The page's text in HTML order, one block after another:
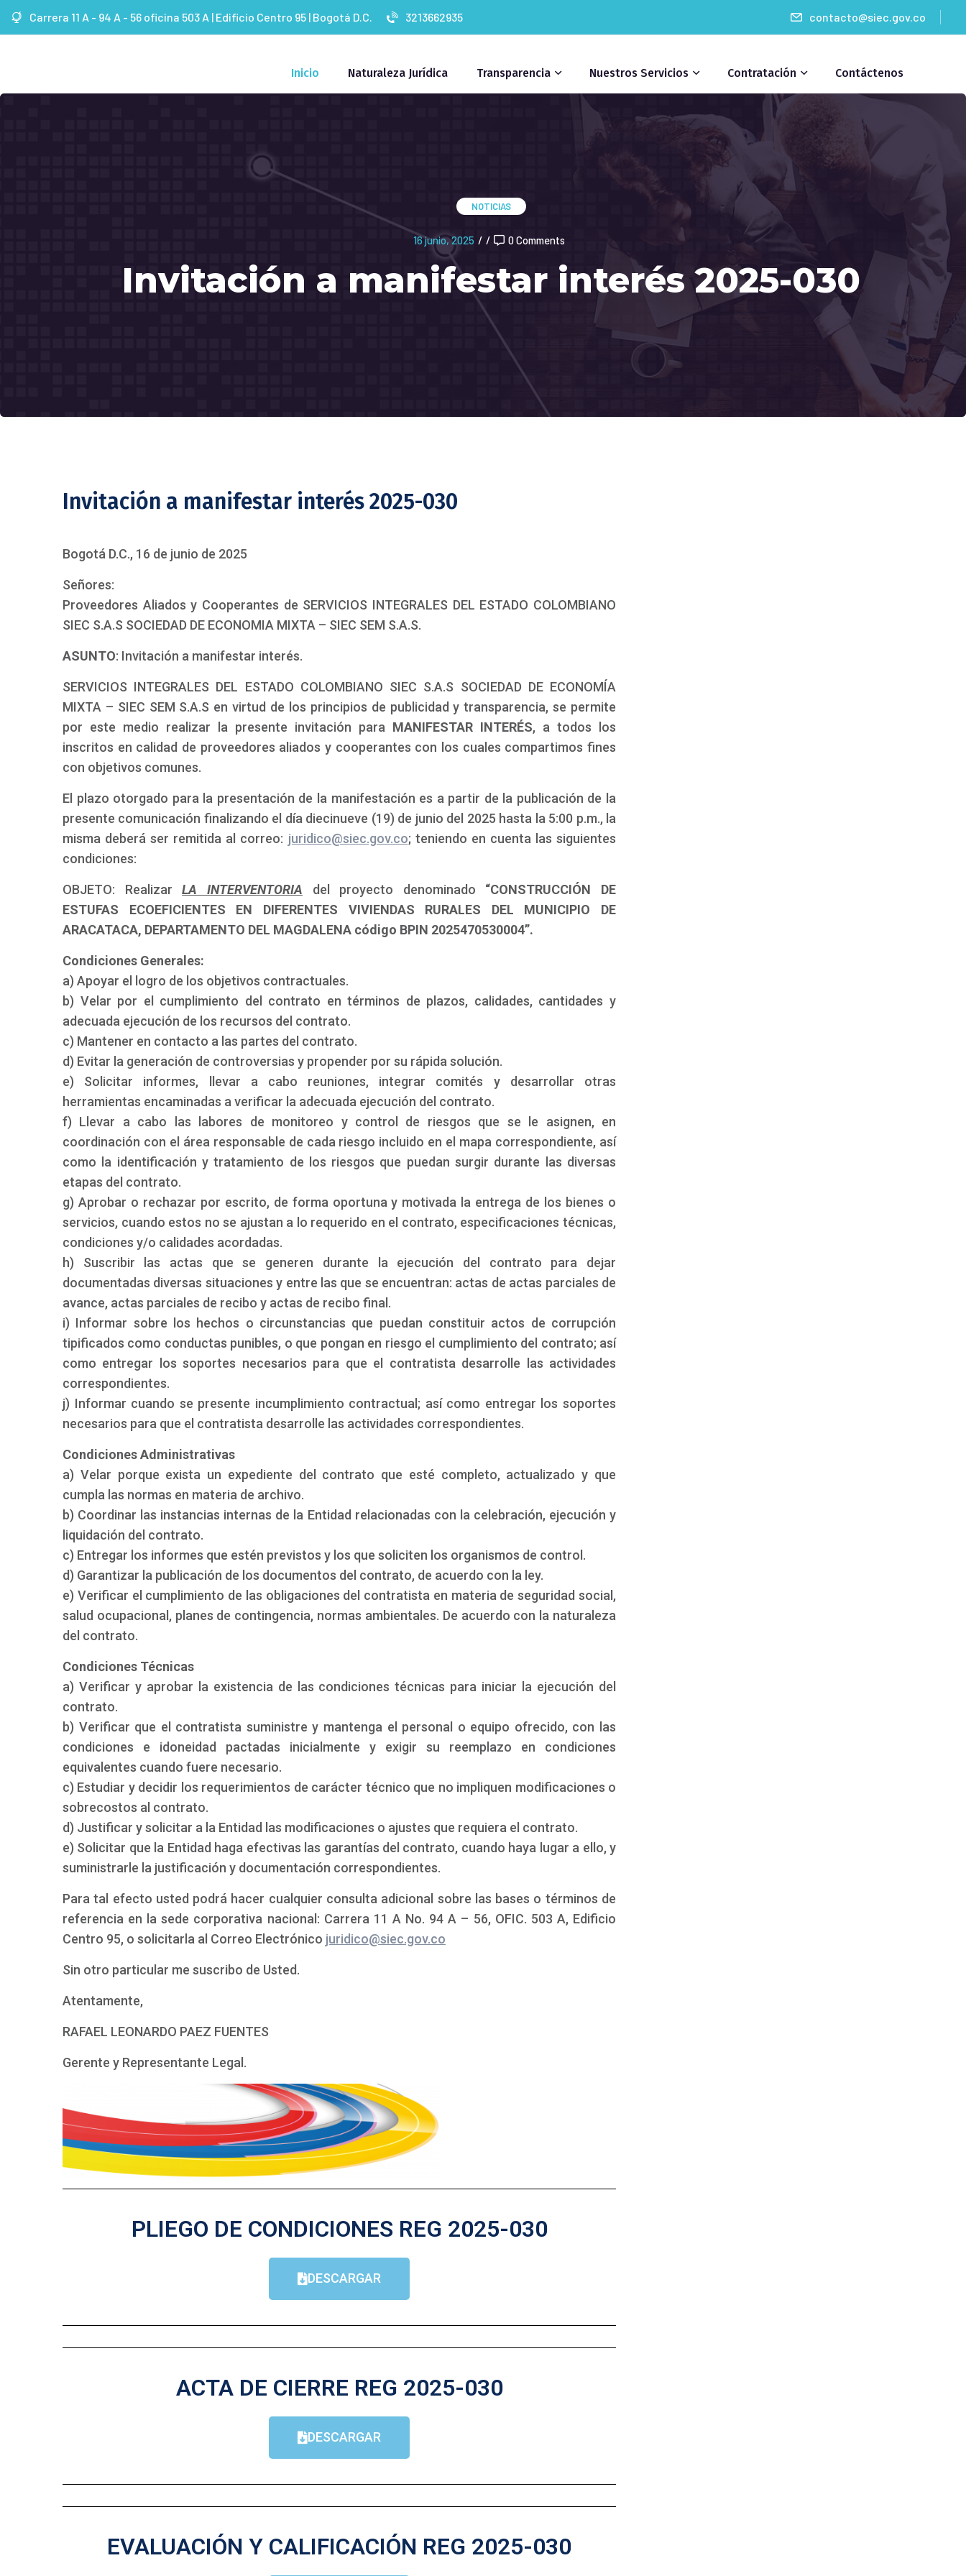
Carrera 11 A - 94 A - 56 oficina 503 A | Edificio Centro 95 | Bogotá D.C. 3213662935 contacto@siec.gov.co
Inicio Naturaleza Jurídica Transparencia Nuestros Servicios Contratación Contáctenos
NOTICIAS
16 junio, 2025 / / 0 Comments
Invitación a manifestar interés 2025-030
Invitación a manifestar interés 2025-030
Bogotá D.C., 16 de junio de 2025
Señores:
Proveedores Aliados y Cooperantes de SERVICIOS INTEGRALES DEL ESTADO COLOMBIANO
SIEC S.A.S SOCIEDAD DE ECONOMIA MIXTA – SIEC SEM S.A.S.
ASUNTO: Invitación a manifestar interés.
SERVICIOS INTEGRALES DEL ESTADO COLOMBIANO SIEC S.A.S SOCIEDAD DE ECONOMÍA
MIXTA – SIEC SEM S.A.S en virtud de los principios de publicidad y transparencia, se permite
por este medio realizar la presente invitación para MANIFESTAR INTERÉS, a todos los
inscritos en calidad de proveedores aliados y cooperantes con los cuales compartimos fines
con objetivos comunes.
El plazo otorgado para la presentación de la manifestación es a partir de la publicación de la
presente comunicación finalizando el día diecinueve (19) de junio del 2025 hasta la 5:00 p.m., la
misma deberá ser remitida al correo: juridico@siec.gov.co; teniendo en cuenta las siguientes
condiciones:
OBJETO: RealizarLA INTERVENTORIA del proyecto denominado “CONSTRUCCIÓN DE
ESTUFAS ECOEFICIENTES EN DIFERENTES VIVIENDAS RURALES DEL MUNICIPIO DE
ARACATACA, DEPARTAMENTO DEL MAGDALENA código BPIN 2025470530004”.
Condiciones Generales:
a) Apoyar el logro de los objetivos contractuales.
b) Velar por el cumplimiento del contrato en términos de plazos, calidades, cantidades y
adecuada ejecución de los recursos del contrato.
c) Mantener en contacto a las partes del contrato.
d) Evitar la generación de controversias y propender por su rápida solución.
e) Solicitar informes, llevar a cabo reuniones, integrar comités y desarrollar otras
herramientas encaminadas a verificar la adecuada ejecución del contrato.
f) Llevar a cabo las labores de monitoreo y control de riesgos que se le asignen, en
coordinación con el área responsable de cada riesgo incluido en el mapa correspondiente, así
como la identificación y tratamiento de los riesgos que puedan surgir durante las diversas
etapas del contrato.
g) Aprobar o rechazar por escrito, de forma oportuna y motivada la entrega de los bienes o
servicios, cuando estos no se ajustan a lo requerido en el contrato, especificaciones técnicas,
condiciones y/o calidades acordadas.
h) Suscribir las actas que se generen durante la ejecución del contrato para dejar
documentadas diversas situaciones y entre las que se encuentran: actas de actas parciales de
avance, actas parciales de recibo y actas de recibo final.
i) Informar sobre los hechos o circunstancias que puedan constituir actos de corrupción
tipificados como conductas punibles, o que pongan en riesgo el cumplimiento del contrato; así
como entregar los soportes necesarios para que el contratista desarrolle las actividades
correspondientes.
j) Informar cuando se presente incumplimiento contractual; así como entregar los soportes
necesarios para que el contratista desarrolle las actividades correspondientes.
Condiciones Administrativas
a) Velar porque exista un expediente del contrato que esté completo, actualizado y que
cumpla las normas en materia de archivo.
b) Coordinar las instancias internas de la Entidad relacionadas con la celebración, ejecución y
liquidación del contrato.
c) Entregar los informes que estén previstos y los que soliciten los organismos de control.
d) Garantizar la publicación de los documentos del contrato, de acuerdo con la ley.
e) Verificar el cumplimiento de las obligaciones del contratista en materia de seguridad social,
salud ocupacional, planes de contingencia, normas ambientales. De acuerdo con la naturaleza
del contrato.
Condiciones Técnicas
a) Verificar y aprobar la existencia de las condiciones técnicas para iniciar la ejecución del
contrato.
b) Verificar que el contratista suministre y mantenga el personal o equipo ofrecido, con las
condiciones e idoneidad pactadas inicialmente y exigir su reemplazo en condiciones
equivalentes cuando fuere necesario.
c) Estudiar y decidir los requerimientos de carácter técnico que no impliquen modificaciones o
sobrecostos al contrato.
d) Justificar y solicitar a la Entidad las modificaciones o ajustes que requiera el contrato.
e) Solicitar que la Entidad haga efectivas las garantías del contrato, cuando haya lugar a ello, y
suministrarle la justificación y documentación correspondientes.
Para tal efecto usted podrá hacer cualquier consulta adicional sobre las bases o términos de
referencia en la sede corporativa nacional: Carrera 11 A No. 94 A – 56, OFIC. 503 A, Edificio
Centro 95, o solicitarla al Correo Electrónico juridico@siec.gov.co
Sin otro particular me suscribo de Usted.
Atentamente,
RAFAEL LEONARDO PAEZ FUENTES
Gerente y Representante Legal.
PLIEGO DE CONDICIONES REG 2025-030
DESCARGAR
ACTA DE CIERRE REG 2025-030
DESCARGAR
EVALUACIÓN Y CALIFICACIÓN REG 2025-030